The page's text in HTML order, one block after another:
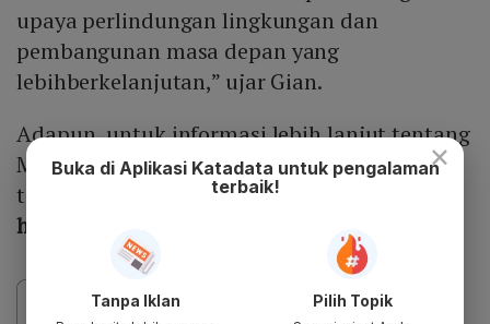
upaya perlindungan lingkungan dan
pembangunan masa depan yang
lebihberkelanjutan,” ujar Gian.
Adapun, untuk informasi lebih lanjut tentang
MODENA Energy dan rangkaian solusi energi
terbarukan,silakan kunjungi
https://energy.modena.com/
×
Buka di Aplikasi Katadata untuk pengalaman
terbaik!
Tanpa Iklan Pilih Topik